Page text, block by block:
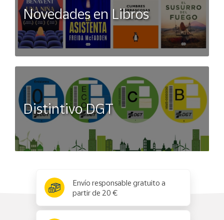
Novedades en Libros
Distintivo DGT
Envío responsable gratuito a
partir de 20 €